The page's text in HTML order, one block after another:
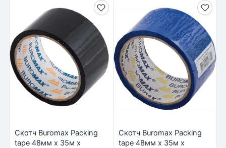
Скотч Buromax Packing
tape 48мм x 35м х
Скотч Buromax Packing
tape 48мм x 35м х